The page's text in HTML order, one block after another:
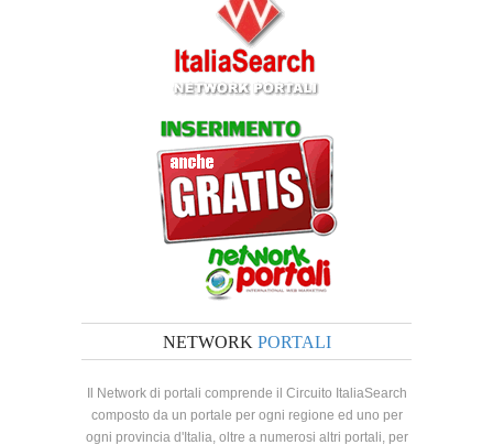
NETWORK PORTALI
Il Network di portali comprende il Circuito ItaliaSearch
composto da un portale per ogni regione ed uno per
ogni provincia d'Italia, oltre a numerosi altri portali, per